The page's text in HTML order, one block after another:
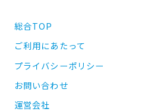
総合TOP
ご利用にあたって
プライバシーポリシー
お問い合わせ
運営会社